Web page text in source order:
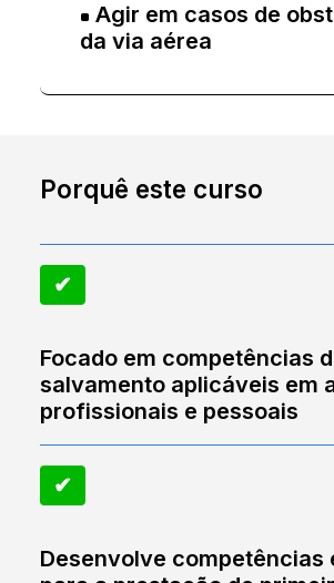
Agir em casos de
da via aérea
Porquê este curso
✔︎
Focado em competências
salvamento aplicáveis em
profissionais e pessoais
✔︎
Desenvolve competências